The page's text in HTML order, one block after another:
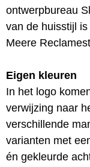
ontwerpbureau
van de huisstijl
Meere
Eigen kleuren
In het logo
verwijzing naar
verschillende
varianten met
én gekleurde